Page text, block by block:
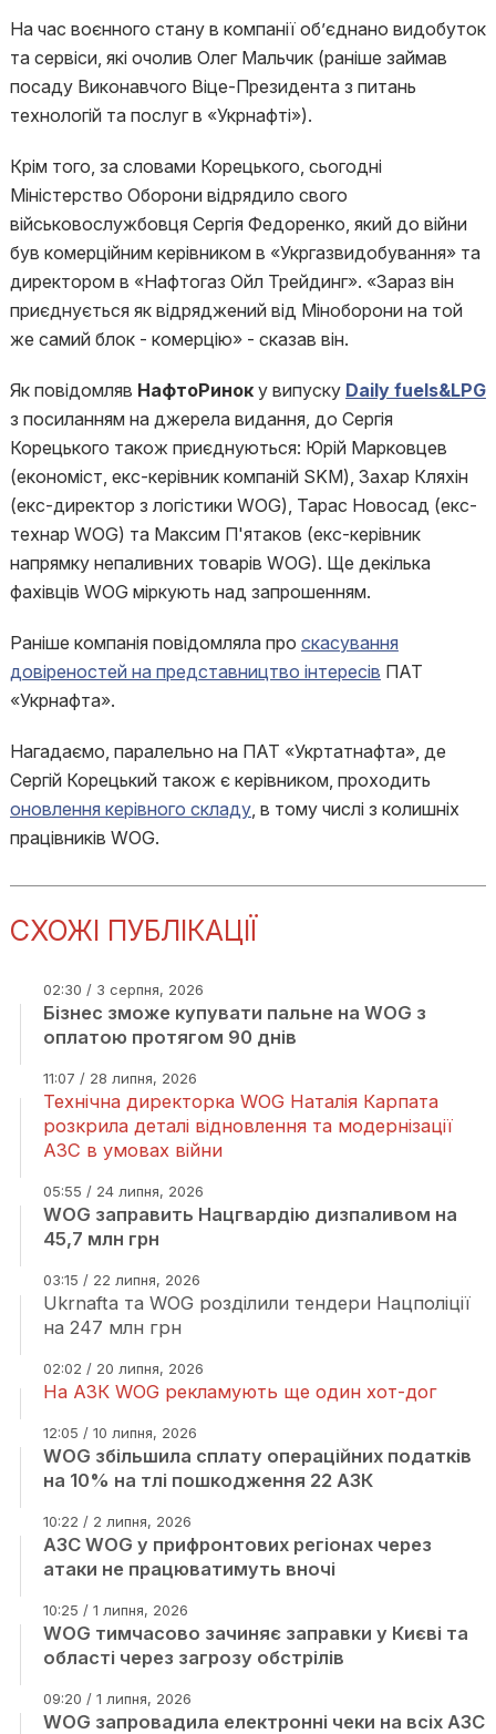
На час воєнного стану в компанії об’єднано видобуток
та сервіси, які очолив Олег Мальчик (раніше займав
посаду Виконавчого Віце-Президента з питань
технологій та послуг в «Укрнафті»).
Крім того, за словами Корецького, сьогодні
Міністерство Оборони відрядило свого
військовослужбовця Сергія Федоренко, який до війни
був комерційним керівником в «Укргазвидобування» та
директором в «Нафтогаз Ойл Трейдинг». «Зараз він
приєднується як відряджений від Міноборони на той
же самий блок - комерцію» - сказав він.
Як повідомляв НафтоРиноку випуску Daily fuels&LPG
з посиланням на джерела видання, до Сергія
Корецького також приєднуються: Юрій Марковцев
(економіст, екс-керівник компаній SKM), Захар Кляхін
(екс-директор з логістики WOG), Тарас Новосад (екс-
технар WOG) та Максим П'ятаков (екс-керівник
напрямку непаливних товарів WOG). Ще декілька
фахівців WOG міркують над запрошенням.
Раніше компанія повідомляла про скасування
довіреностей на представництво інтересів ПАТ
«Укрнафта».
Нагадаємо, паралельно на ПАТ «Укртатнафта», де
Сергій Корецький також є керівником, проходить
оновлення керівного складу, в тому числі з колишніх
працівників WOG.
СХОЖІ ПУБЛІКАЦІЇ
02:30 / 3 серпня, 2026
Бізнес зможе купувати пальне на WOG з
оплатою протягом 90 днів
11:07 / 28 липня, 2026
Технічна директорка WOG Наталія Карпата
розкрила деталі відновлення та модернізації
АЗС в умовах війни
05:55 / 24 липня, 2026
WOG заправить Нацгвардію дизпаливом на
45,7 млн грн
03:15 / 22 липня, 2026
Ukrnafta та WOG розділили тендери Нацполіції
на 247 млн грн
02:02 / 20 липня, 2026
На АЗК WOG рекламують ще один хот-дог
12:05 / 10 липня, 2026
WOG збільшила сплату операційних податків
на 10% на тлі пошкодження 22 АЗК
10:22 / 2 липня, 2026
АЗС WOG у прифронтових регіонах через
атаки не працюватимуть вночі
10:25 / 1 липня, 2026
WOG тимчасово зачиняє заправки у Києві та
області через загрозу обстрілів
09:20 / 1 липня, 2026
WOG запровадила електронні чеки на всіх АЗС